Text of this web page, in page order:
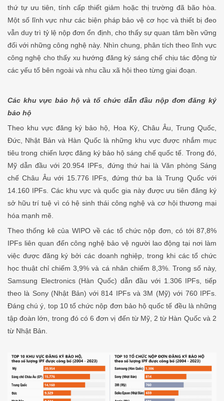
thứ tự ưu tiên, tính cấp thiết giảm hoặc thị trường đã bão hòa.
Một số lĩnh vực như các biện pháp bảo vệ cơ học và thiết bị đeo
vẫn duy trì tỷ lệ nộp đơn ổn định, cho thấy sự quan tâm bền vững
đối với những công nghệ này. Nhìn chung, phân tích theo lĩnh vực
công nghệ cho thấy xu hướng đăng ký sáng chế chịu tác động từ
các yếu tố bên ngoài và nhu cầu xã hội theo từng giai đoạn.
Các khu vực bảo hộ và tổ chức dẫn đầu nộp đơn đăng ký
bảo hộ
Theo khu vực đăng ký bảo hộ, Hoa Kỳ, Châu Âu, Trung Quốc,
Đức, Nhật Bản và Hàn Quốc là những khu vực được nhắm mục
tiêu trong chiến lược đăng ký bảo hộ sáng chế quốc tế. Trong đó,
Mỹ dẫn đầu với 20.954 IPFs, đứng thứ hai là Văn phòng Sáng
chế Châu Âu với 15.776 IPFs, đứng thứ ba là Trung Quốc với
14.160 IPFs. Các khu vực và quốc gia này được ưu tiên đăng ký
sở hữu trí tuệ vì có hệ sinh thái công nghệ và cơ hội thương mại
hóa mạnh mẽ.
Theo thống kê của WIPO về các tổ chức nộp đơn, có tới 87,8%
IPFs liên quan đến công nghệ bảo vệ người lao động tại nơi làm
việc được đăng ký bởi các doanh nghiệp, trong khi các tổ chức
học thuật chỉ chiếm 3,9% và cá nhân chiếm 8,3%. Trong số này,
Samsung Electronics (Hàn Quốc) dẫn đầu với 1.306 IPFs, tiếp
theo là Sony (Nhật Bản) với 814 IPFs và 3M (Mỹ) với 760 IPFs.
Đáng chú ý, top 10 tổ chức nộp đơn bảo hộ quốc tế đều là những
tập đoàn lớn, trong đó có 6 đơn vị đến từ Mỹ, 2 từ Hàn Quốc và 2
từ Nhật Bản.